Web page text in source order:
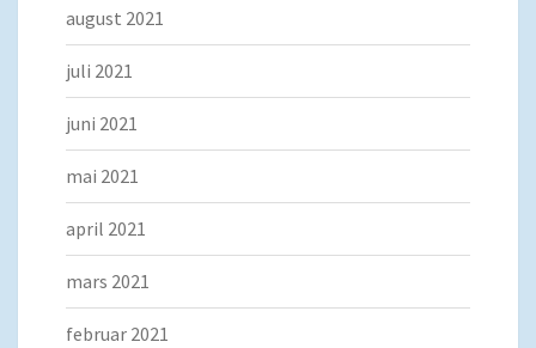
august 2021
juli 2021
juni 2021
mai 2021
april 2021
mars 2021
februar 2021